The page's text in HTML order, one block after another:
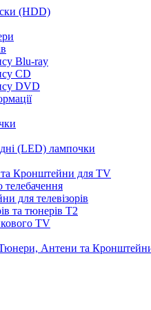
(HDD)
Blu-ray
CD
DVD
(LED) лампочки
Кронштейни для TV
телебачення
для телевізорів
та тюнерів T2
TV
Антени та